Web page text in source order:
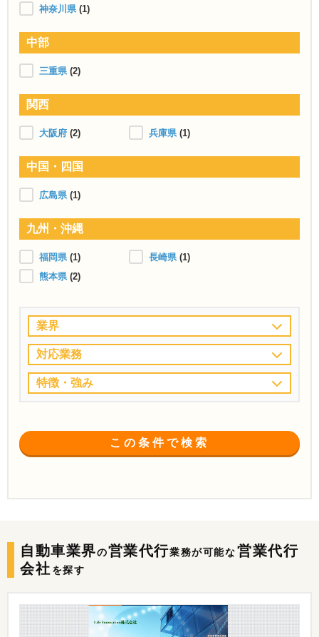
神奈川県 (1)
中部
三重県 (2)
関西
大阪府 (2) 兵庫県 (1)
中国・四国
広島県 (1)
九州・沖縄
福岡県 (1) 長崎県 (1)
熊本県 (2)
業界
対応業務
特徴・強み
この条件で検索
自動車業界の営業代行業務が可能な 営業代行
会社 を探す